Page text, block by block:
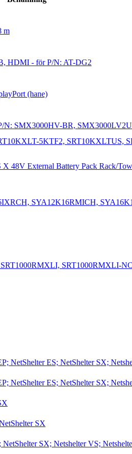
m
HDMI - för P/N: AT-DG2
(hane)
N: SMX3000HV-BR,
5KTF2, SRT10KXLTUS,
48V External Battery Pack Rack/
SYA12K16RMICH,
SRT1000RMXLI-
NetShelter ES; NetShelter SX;
NetShelter ES; NetShelter SX;
SX
SX; Netshelter VS;